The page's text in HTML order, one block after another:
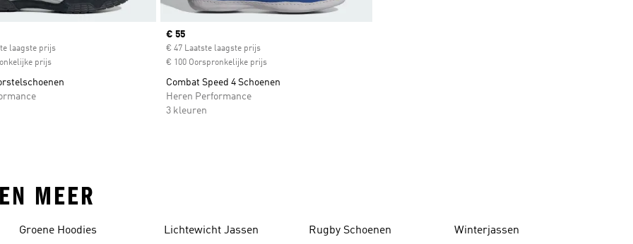
laagste prijs
prijs
Current price
€ 55
€ 47 Laatste laagste prijs
€ 100 Oorspronkelijke prijs
Combat Speed 4 Schoenen
Heren Performance
3 kleuren
MEER
Groene Hoodies Lichtewicht Jassen Rugby Schoenen Winterjassen